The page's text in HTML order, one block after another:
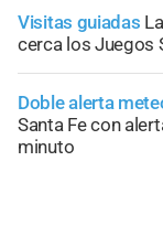
Visitas guiadas
cerca los Juegos
Doble alerta
Santa Fe con
minuto